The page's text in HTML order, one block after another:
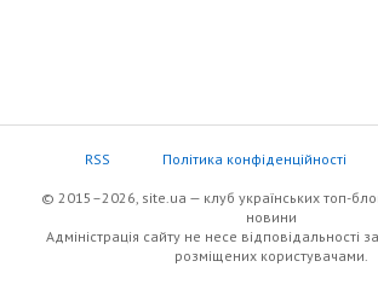
RSS Політика конфіденційності
© 2015–2026, site.ua — клуб українських топ-
новини
Адміністрація сайту не несе відповідальності
розміщених користувачами.